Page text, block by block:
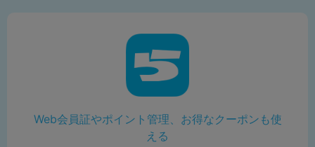
Web会員証やポイント管理、お得なクーポンも使
える